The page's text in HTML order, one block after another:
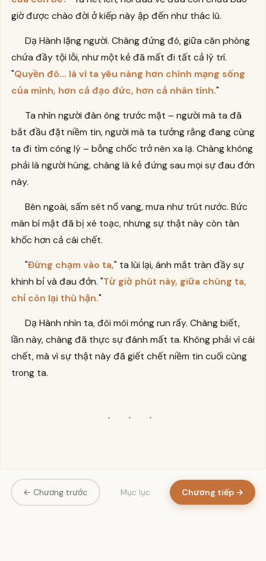
giờ được chào đời ở kiếp này ập đến như thác lũ.
Dạ Hành lặng người. Chàng đứng đó, giữa căn phòng
chứa đầy tội lỗi, như một kẻ đã mất đi tất cả lý trí.
"Quyền đó... là vì ta yêu nàng hơn chính mạng sống
của mình, hơn cả đạo đức, hơn cả nhân tính."
Ta nhìn người đàn ông trước mặt – người mà ta đã
bắt đầu đặt niềm tin, người mà ta tưởng rằng đang cùng
ta đi tìm công lý – bỗng chốc trở nên xa lạ. Chàng không
phải là người hùng, chàng là kẻ đứng sau mọi sự đau đớn
này.
Bên ngoài, sấm sét nổ vang, mưa như trút nước. Bức
màn bí mật đã bị xé toạc, nhưng sự thật này còn tàn
khốc hơn cả cái chết.
"Đừng chạm vào ta," ta lùi lại, ánh mắt tràn đầy sự
khinh bỉ và đau đớn. "Từ giờ phút này, giữa chúng ta,
chỉ còn lại thù hận."
Dạ Hành nhìn ta, đôi môi mỏng run rẩy. Chàng biết,
lần này, chàng đã thực sự đánh mất ta. Không phải vì cái
chết, mà vì sự thật này đã giết chết niềm tin cuối cùng
trong ta.
· · ·
← Chương trước Mục lục Chương tiếp →